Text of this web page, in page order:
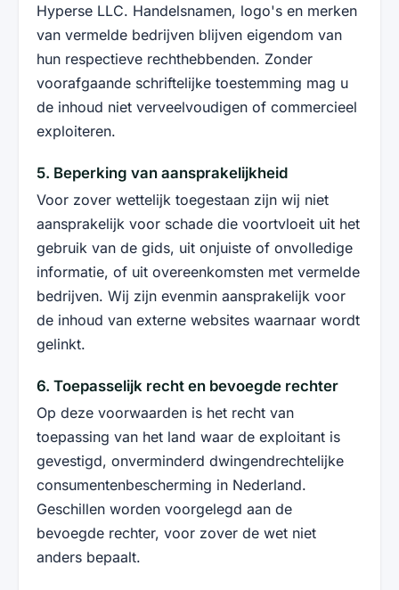
Hyperse LLC. Handelsnamen, logo's en merken
van vermelde bedrijven blijven eigendom van
hun respectieve rechthebbenden. Zonder
voorafgaande schriftelijke toestemming mag u
de inhoud niet verveelvoudigen of commercieel
exploiteren.
5. Beperking van aansprakelijkheid
Voor zover wettelijk toegestaan zijn wij niet
aansprakelijk voor schade die voortvloeit uit het
gebruik van de gids, uit onjuiste of onvolledige
informatie, of uit overeenkomsten met vermelde
bedrijven. Wij zijn evenmin aansprakelijk voor
de inhoud van externe websites waarnaar wordt
gelinkt.
6. Toepasselijk recht en bevoegde rechter
Op deze voorwaarden is het recht van
toepassing van het land waar de exploitant is
gevestigd, onverminderd dwingendrechtelijke
consumentenbescherming in Nederland.
Geschillen worden voorgelegd aan de
bevoegde rechter, voor zover de wet niet
anders bepaalt.